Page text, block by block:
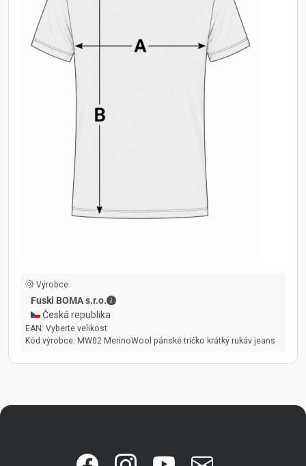
Výrobce
Fuski BOMA s.r.o.
Fuski BOMA s.r.o. - Kontaktní údaje
🇨🇿 Česká republika
EAN: Vyberte velikost
Kód výrobce: MW02 MerinoWool pánské tričko krátký rukáv jeans